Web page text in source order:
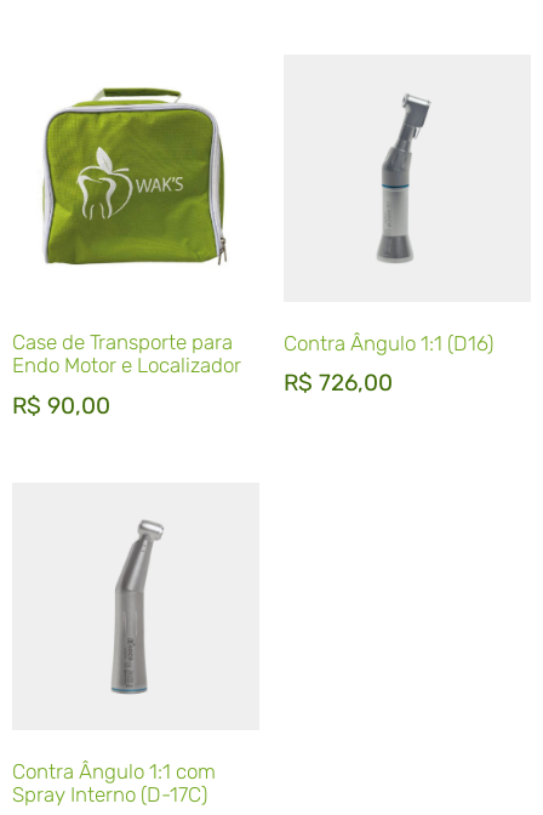
Case de Transporte para
Endo Motor e Localizador
R$ 90,00
Contra Ângulo 1:1 (D16)
R$ 726,00
Contra Ângulo 1:1 com
Spray Interno (D-17C)